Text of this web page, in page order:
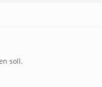
soll.